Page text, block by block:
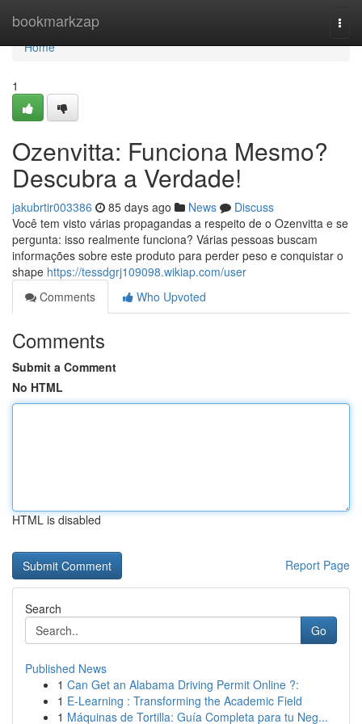
bookmarkzap
Home
Home
1
Ozenvitta: Funciona Mesmo?
Descubra a Verdade!
jakubrtir003386 85 days ago News
Discuss
Você tem visto várias propagandas a respeito de o Ozenvitta e se
pergunta: isso realmente funciona? Várias pessoas buscam
informações sobre este produto para perder peso e conquistar o
shape https://tessdgrj109098.wikiap.com/user
Comments
Who Upvoted
Comments
Submit a Comment
No HTML
HTML is disabled
Report Page
Search
Go
Published News
1 Can Get an Alabama Driving Permit Online ?:
1 E-Learning : Transforming the Academic Field
1 Máquinas de Tortilla: Guía Completa para tu Neg...